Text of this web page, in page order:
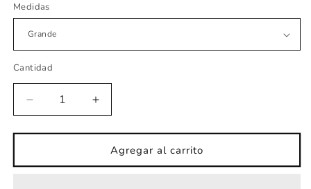
Medidas
Cantidad
Reducir
cantidad
para
infantil
Aumentar
cantidad
para
Vinilo
infantil
Agregar al carrito